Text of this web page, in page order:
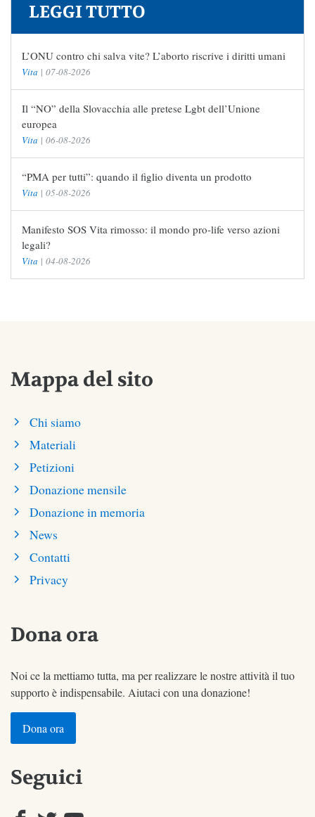
LEGGI TUTTO
L’ONU contro chi salva vite? L’aborto riscrive i diritti umani
Vita | 07-08-2026
Il “NO” della Slovacchia alle pretese Lgbt dell’Unione
europea
Vita | 06-08-2026
“PMA per tutti”: quando il figlio diventa un prodotto
Vita | 05-08-2026
Manifesto SOS Vita rimosso: il mondo pro-life verso azioni
legali?
Vita | 04-08-2026
Mappa del sito
Chi siamo
Materiali
Petizioni
Donazione mensile
Donazione in memoria
News
Contatti
Privacy
Dona ora
Noi ce la mettiamo tutta, ma per realizzare le nostre attività il tuo
supporto è indispensabile. Aiutaci con una donazione!
Dona ora
Seguici